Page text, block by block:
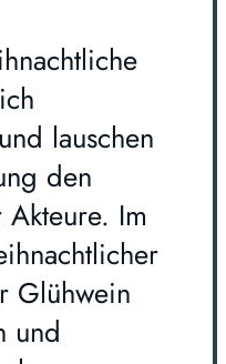
lauschen
den
Im
Glühwein
und